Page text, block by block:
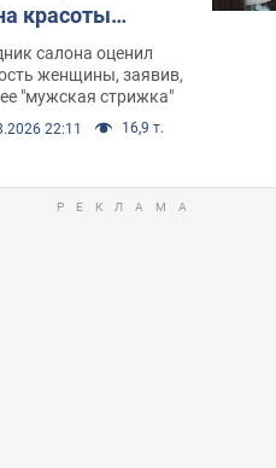
красоты
женщину
химиотерапии,
скандал.
салона оценил
женщины, заявив,
"мужская стрижка"
22:11 16,9 т.